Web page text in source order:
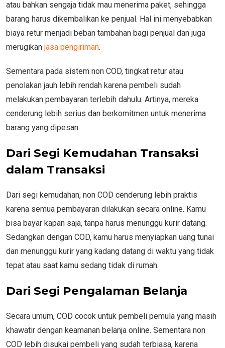
atau bahkan sengaja tidak mau menerima paket, sehingga
barang harus dikembalikan ke penjual. Hal ini menyebabkan
biaya retur menjadi beban tambahan bagi penjual dan juga
merugikan jasa pengiriman.
Sementara pada sistem non COD, tingkat retur atau
penolakan jauh lebih rendah karena pembeli sudah
melakukan pembayaran terlebih dahulu. Artinya, mereka
cenderung lebih serius dan berkomitmen untuk menerima
barang yang dipesan.
Dari Segi Kemudahan Transaksi
dalam Transaksi
Dari segi kemudahan, non COD cenderung lebih praktis
karena semua pembayaran dilakukan secara online. Kamu
bisa bayar kapan saja, tanpa harus menunggu kurir datang.
Sedangkan dengan COD, kamu harus menyiapkan uang tunai
dan menunggu kurir yang kadang datang di waktu yang tidak
tepat atau saat kamu sedang tidak di rumah.
Dari Segi Pengalaman Belanja
Secara umum, COD cocok untuk pembeli pemula yang masih
khawatir dengan keamanan belanja online. Sementara non
COD lebih disukai pembeli yang sudah terbiasa, karena